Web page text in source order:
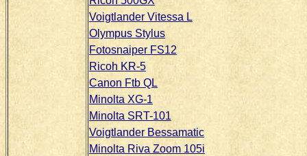
Voigtlander Vitessa L
Olympus Stylus
Fotosnaiper FS12
Ricoh KR-5
Canon Ftb QL
Minolta XG-1
Minolta SRT-101
Voigtlander Bessamatic
Minolta Riva Zoom 105i